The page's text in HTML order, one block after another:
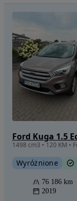
Ford Kuga 1.5
Wyróżnione
76 186 km
2019